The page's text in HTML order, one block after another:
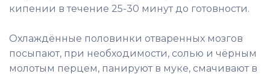
кипении в течение 25-30 минут до готовности.
Охлаждённые половинки отваренных мозгов
посыпают, при необходимости, солью и чёрным
молотым перцем, панируют в муке, смачивают в